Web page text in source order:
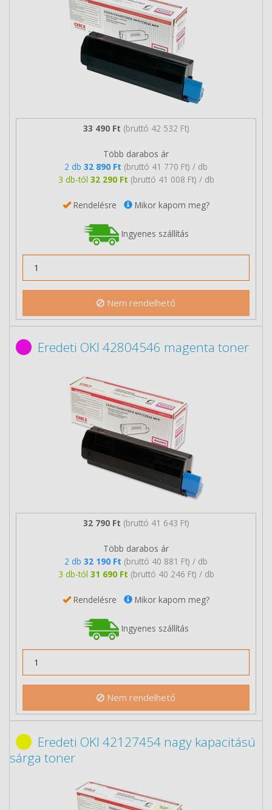
33 490 Ft (bruttó 42 532 Ft)
Több darabos ár
2 db 32 890 Ft (bruttó 41 770 Ft) / db
3 db-tól 32 290 Ft (bruttó 41 008 Ft) / db
Rendelésre Mikor kapom meg?
Ingyenes szállítás
Nem rendelhető
Eredeti OKI 42804546 magenta toner
32 790 Ft (bruttó 41 643 Ft)
Több darabos ár
2 db 32 190 Ft (bruttó 40 881 Ft) / db
3 db-tól 31 690 Ft (bruttó 40 246 Ft) / db
Rendelésre Mikor kapom meg?
Ingyenes szállítás
Nem rendelhető
Eredeti OKI 42127454 nagy kapacitású
sárga toner